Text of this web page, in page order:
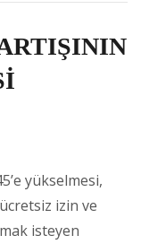
yükselmesi,
izin ve
isteyen